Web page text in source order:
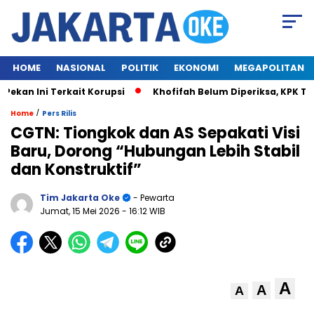
HOME NASIONAL POLITIK EKONOMI MEGAPOLITAN
Ini Terkait Korupsi Khofifah Belum Diperiksa, KPK
Home / Pers Rilis
CGTN: Tiongkok dan AS Sepakati Visi
Baru, Dorong “Hubungan Lebih Stabil
dan Konstruktif”
Tim Jakarta Oke
- Pewarta
Jumat, 15 Mei 2026 - 16:12 WIB
A A A